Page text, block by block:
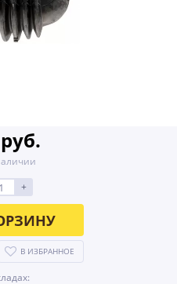
+
В ИЗБРАННОЕ